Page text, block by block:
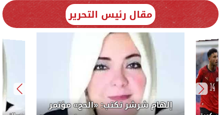
مقال رئيس التحرير
إلهام شرشر تكتب: «الحج» مؤتمر